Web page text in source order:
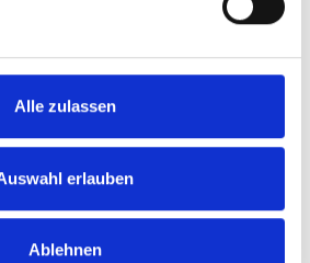
Alle zulassen
erlauben
Ablehnen
ins Spiel, siegte am
in zwei Sätzen. Foto: